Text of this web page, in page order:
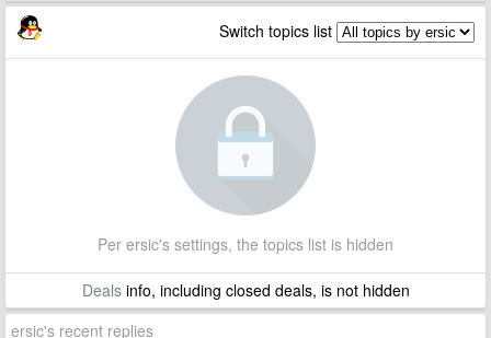
Switch topics list
Per ersic's settings, the topics list is hidden
Dealsinfo, including closed deals, is not hidden
ersic's recent replies